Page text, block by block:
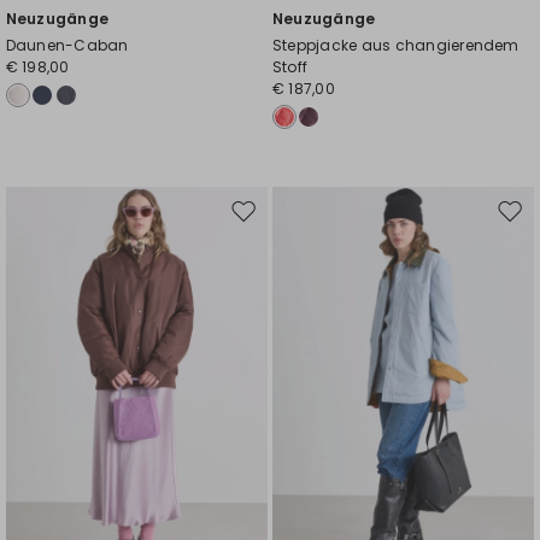
Neuzugänge
Daunen-Caban
€ 198,00
Neuzugänge
Steppjacke aus changierendem
Stoff
€ 187,00
Auf
Auf